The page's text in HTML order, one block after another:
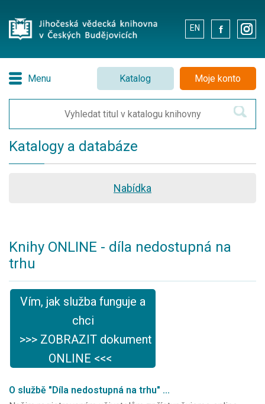
EN . .
Menu Katalog Moje konto
Katalogy a databáze
Nabídka
Knihy ONLINE - díla nedostupná na
trhu
Vím, jak služba funguje a
chci
>>> ZOBRAZIT dokument
ONLINE <<<
O službě "Díla nedostupná na trhu" ...